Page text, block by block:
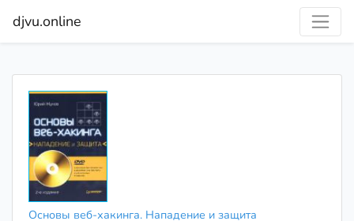
djvu.online
Основы веб-хакинга. Нападение и защита